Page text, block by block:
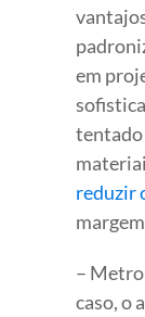
em
tentado
reduzir
–
caso, o